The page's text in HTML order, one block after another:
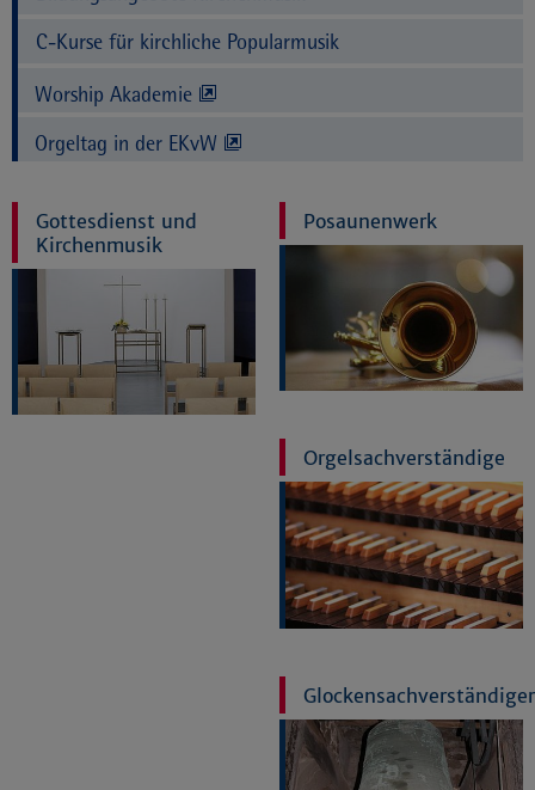
C-Kurse für kirchliche Popularmusik
Worship Akademie
Orgeltag in der EKvW
Gottesdienst und
Kirchenmusik
Posaunenwerk
Orgelsachverständige
Glockensachverständiger